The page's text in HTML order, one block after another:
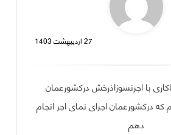
27 اردیبهشت 1403
با اجرنسوزاذرخش درکشورعمان
که درکشورعمان اجرای نمای اجر انجام
دهم